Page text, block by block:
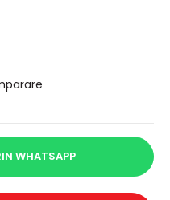
WHATSAPP